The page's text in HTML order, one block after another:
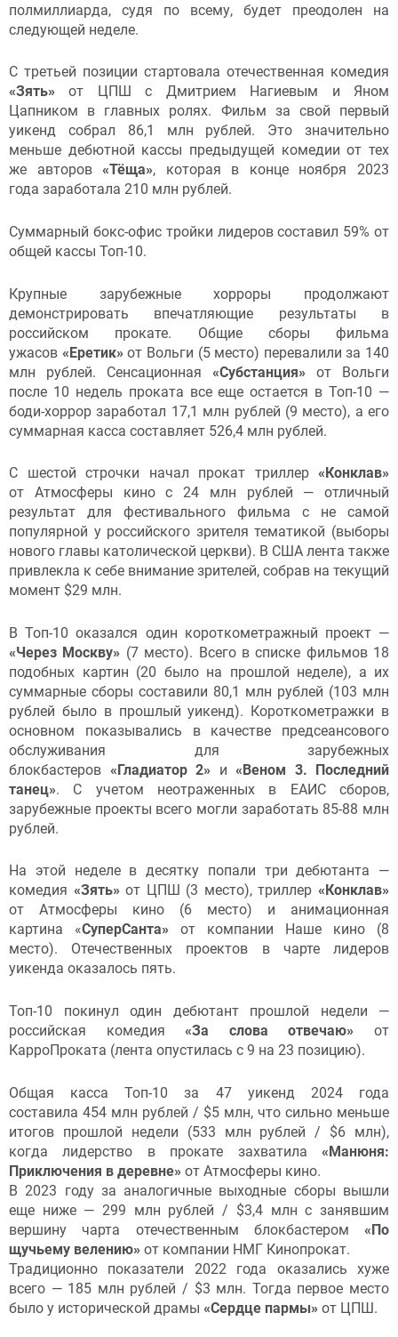
полмиллиарда, судя по всему, будет преодолен на
следующей неделе.
С третьей позиции стартовала отечественная комедия
«Зять» от ЦПШ с Дмитрием Нагиевым и Яном
Цапником в главных ролях. Фильм за свой первый
уикенд собрал 86,1 млн рублей. Это значительно
меньше дебютной кассы предыдущей комедии от тех
же авторов«Тёща», которая в конце ноября 2023
года заработала 210 млн рублей.
Суммарный бокс-офис тройки лидеров составил 59% от
общей кассы Топ-10.
Крупные зарубежные хорроры продолжают
демонстрировать впечатляющие результаты в
российском прокате. Общие сборы фильма
ужасов «Еретик» от Вольги (5 место) перевалили за 140
млн рублей. Сенсационная «Субстанция» от Вольги
после 10 недель проката все еще остается в Топ-10 —
боди-хоррор заработал 17,1 млн рублей (9 место), а его
суммарная касса составляет 526,4 млн рублей.
С шестой строчки начал прокат триллер« Конклав»
от Атмосферы кино с 24 млн рублей — отличный
результат для фестивального фильма с не самой
популярной у российского зрителя тематикой (выборы
нового главы католической церкви). В США лента также
привлекла к себе внимание зрителей, собрав на текущий
момент $29 млн.
В Топ-10 оказался один короткометражный проект —
«Через Москву» (7 место). Всего в списке фильмов 18
подобных картин (20 было на прошлой неделе), а их
суммарные сборы составили 80,1 млн рублей (103 млн
рублей было в прошлый уикенд). Короткометражки в
основном показывались в качестве предсеансового
обслуживания для зарубежных
блокбастеров «Гладиатор 2» и «Веном 3. Последний
танец». С учетом неотраженных в ЕАИС сборов,
зарубежные проекты всего могли заработать 85-88 млн
рублей.
На этой неделе в десятку попали три дебютанта —
комедия «Зять» от ЦПШ (3 место), триллер«Конклав»
от Атмосферы кино (6 место) и анимационная
картина «СуперСанта» от компании Наше кино (8
место). Отечественных проектов в чарте лидеров
уикенда оказалось пять.
Топ-10 покинул один дебютант прошлой недели —
российская комедия«За слова отвечаю» от
КарроПроката (лента опустилась с 9 на 23 позицию).
Общая касса Топ-10 за 47 уикенд 2024 года
составила 454 млн рублей / $5 млн, что сильно меньше
итогов прошлой недели (533 млн рублей / $6 млн),
когда лидерство в прокате захватила «Манюня:
Приключения в деревне» от Атмосферы кино.
В 2023 году за аналогичные выходные сборы вышли
еще ниже — 299 млн рублей / $3,4 млн с занявшим
вершину чарта отечественным блокбастером «По
щучьему велению» от компании НМГ Кинопрокат.
Традиционно показатели 2022 года оказались хуже
всего — 185 млн рублей / $3 млн. Тогда первое место
было у исторической драмы «Сердце пармы» от ЦПШ.